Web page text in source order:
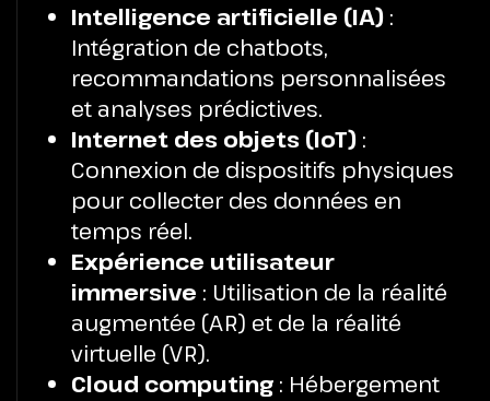
Intelligence artificielle (IA) :
Intégration de chatbots,
recommandations personnalisées
et analyses prédictives.
Internet des objets (IoT) :
Connexion de dispositifs physiques
pour collecter des données en
temps réel.
Expérience utilisateur
immersive : Utilisation de la réalité
augmentée (AR) et de la réalité
virtuelle (VR).
Cloud computing : Hébergement